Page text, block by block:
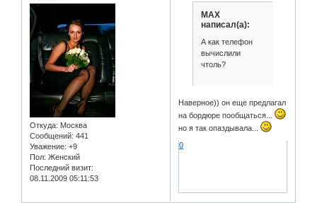
Откуда: Москва
Сообщений: 441
Уважение: +9
Пол: Женский
Последний визит:
08.11.2009 05:11:53
MAX
написал(а):
А как телефон
вычислили
чтоль?
Наверное)) он еще предлагал
на бордюре пообщаться...
но я так опаздывала...
0